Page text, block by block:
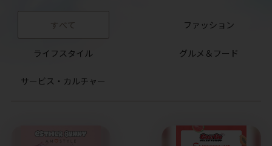
すべて ファッション
ライフスタイル グルメ＆フード
サービス・カルチャー